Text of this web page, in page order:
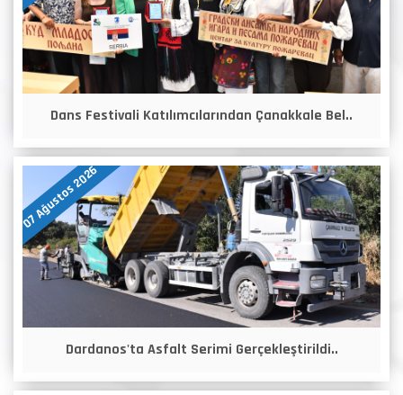
Dans Festivali Katılımcılarından Çanakkale Bel..
07 Ağustos 2026
Dardanos'ta Asfalt Serimi Gerçekleştirildi..